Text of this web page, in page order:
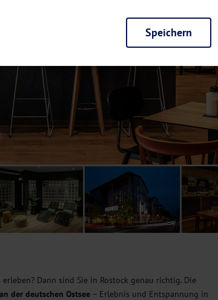
Dann sind Sie in Rostock genau richtig. Die
der deutschen Ostsee – Erlebnis und Entspannung in
notwendig und ermöglichen beispielsweise
Besuch unserer Seite schneller zur Verfügung zu
verbessern, erfassen wir anonymisierte Daten für
und den Effekt bestimmter Seiten unseres
von Google und Facebook. Durch diese Dienste
kommen. Weitere Hinweise zu der Verarbeitung
jederzeit in den Cookie-Einstellungenwiderrufen.
Inhalte, passend zu Ihren Interessen anzuzeigen.
Speichern